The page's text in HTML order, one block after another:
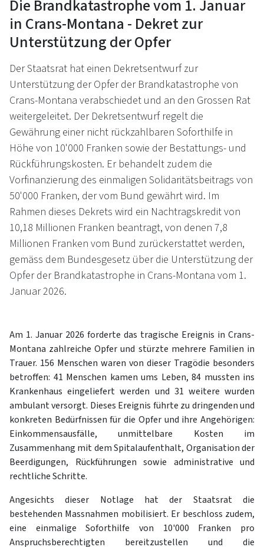
Die Brandkatastrophe vom 1. Januar
in Crans-Montana - Dekret zur
Unterstützung der Opfer
Der Staatsrat hat einen Dekretsentwurf zur
Unterstützung der Opfer der Brandkatastrophe von
Crans-Montana verabschiedet und an den Grossen Rat
weitergeleitet. Der Dekretsentwurf regelt die
Gewährung einer nicht rückzahlbaren Soforthilfe in
Höhe von 10'000 Franken sowie der Bestattungs- und
Rückführungskosten. Er behandelt zudem die
Vorfinanzierung des einmaligen Solidaritätsbeitrags von
50'000 Franken, der vom Bund gewährt wird. Im
Rahmen dieses Dekrets wird ein Nachtragskredit von
10,18 Millionen Franken beantragt, von denen 7,8
Millionen Franken vom Bund zurückerstattet werden,
gemäss dem Bundesgesetz über die Unterstützung der
Opfer der Brandkatastrophe in Crans-Montana vom 1.
Januar 2026.
Am 1. Januar 2026 forderte das tragische Ereignis in Crans-
Montana zahlreiche Opfer und stürzte mehrere Familien in
Trauer. 156 Menschen waren von dieser Tragödie besonders
betroffen: 41 Menschen kamen ums Leben, 84 mussten ins
Krankenhaus eingeliefert werden und 31 weitere wurden
ambulant versorgt. Dieses Ereignis führte zu dringenden und
konkreten Bedürfnissen für die Opfer und ihre Angehörigen:
Einkommensausfälle, unmittelbare Kosten im
Zusammenhang mit dem Spitalaufenthalt, Organisation der
Beerdigungen, Rückführungen sowie administrative und
rechtliche Schritte.
Angesichts dieser Notlage hat der Staatsrat die
bestehenden Massnahmen mobilisiert. Er beschloss zudem,
eine einmalige Soforthilfe von 10'000 Franken pro
Anspruchsberechtigten bereitzustellen und die